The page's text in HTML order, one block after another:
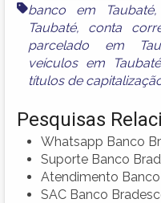
banco em Taubaté,
Taubaté, conta
parcelado em
veículos em Taubaté
títulos de
Pesquisas
Whatsapp Banco
Suporte Banco
Atendimento
SAC Banco